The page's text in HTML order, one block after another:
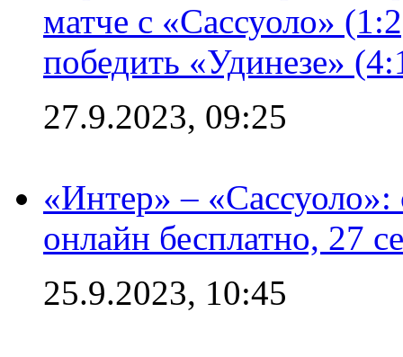
матче с «Сассуоло»
победить «Удинезе»
27.9.2023, 09:25
«Интер» –
онлайн бесплатно, 27
25.9.2023, 10:45